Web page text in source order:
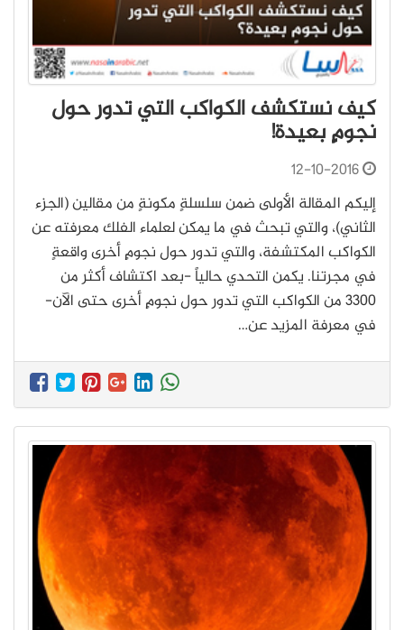
كيف نستكشف الكواكب التي تدور حول
نجومٍ بعيدة!
12-10-2016
إليكم المقالة الأولى ضمن سلسلةٍ مكونةٍ من مقالين (الجزء
الثاني)، والتي تبحث في ما يمكن لعلماء الفلك معرفته عن
الكواكب المكتشفة، والتي تدور حول نجومٍ أخرى واقعةٍ
في مجرتنا. يكمن التحدي حالياً -بعد اكتشاف أكثر من
3300 من الكواكب التي تدور حول نجومٍ أخرى حتى الآن-
في معرفة المزيد عن…